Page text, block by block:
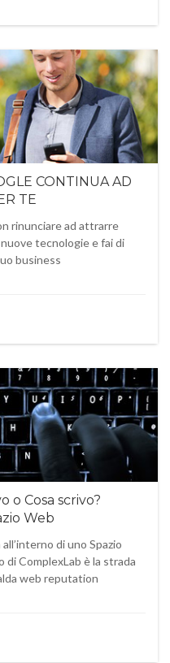
CONTINUA AD
TE
rinunciare ad attrarre
tecnologie e fai di
business
o Cosa scrivo?
Web
di uno Spazio
ComplexLab è la strada
web reputation